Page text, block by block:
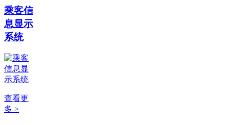
乘客信
息显示
系统
查看更
多 >